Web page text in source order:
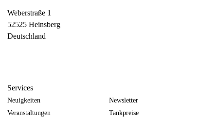
Weberstraße 1
52525 Heinsberg
Deutschland
Services
Neuigkeiten
Newsletter
Veranstaltungen
Tankpreise